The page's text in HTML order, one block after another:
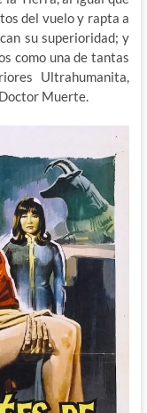
del vuelo y rapta a
su superioridad; y
como una de tantas
Ultrahumanita,
Muerte.